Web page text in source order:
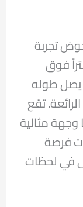
تجربة
على ارتفاع 85 متراً فوق
يصل طوله
الرائعة. تقع
مثالية
فرصة
في لحظات